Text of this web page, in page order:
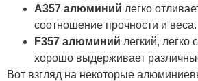
А357 алюминий легко
соотношение прочности и веса.
F357 алюминий легкий, легко
хорошо выдерживает
Вот взгляд на некоторые